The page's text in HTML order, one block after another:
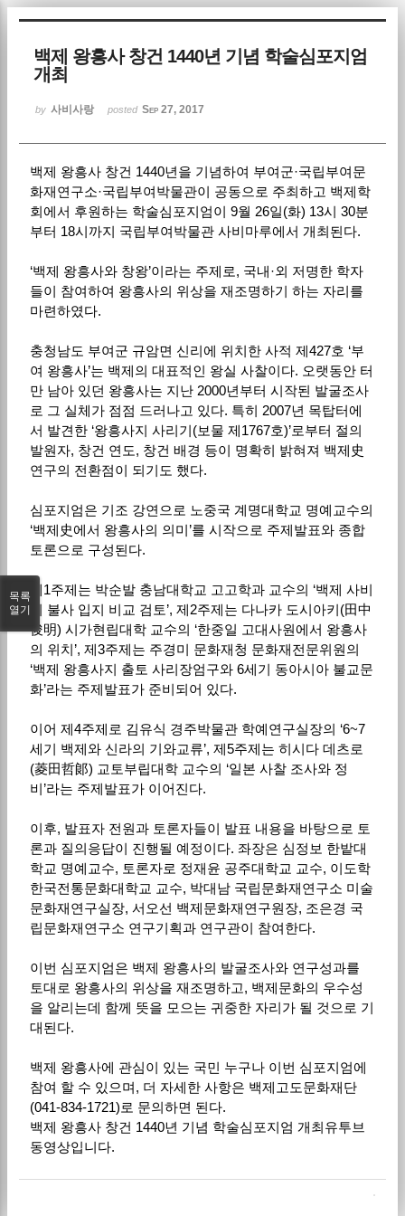
백제 왕흥사 창건 1440년 기념 학술심포지엄
개최
by 사비사랑 posted Sep 27, 2017
백제 왕흥사 창건 1440년을 기념하여 부여군·국립부여문
화재연구소·국립부여박물관이 공동으로 주최하고 백제학
회에서 후원하는 학술심포지엄이 9월 26일(화) 13시 30분
부터 18시까지 국립부여박물관 사비마루에서 개최된다.
‘백제 왕흥사와 창왕’이라는 주제로, 국내·외 저명한 학자
들이 참여하여 왕흥사의 위상을 재조명하기 하는 자리를
마련하였다.
충청남도 부여군 규암면 신리에 위치한 사적 제427호 ‘부
여 왕흥사’는 백제의 대표적인 왕실 사찰이다. 오랫동안 터
만 남아 있던 왕흥사는 지난 2000년부터 시작된 발굴조사
로 그 실체가 점점 드러나고 있다. 특히 2007년 목탑터에
서 발견한 ‘왕흥사지 사리기(보물 제1767호)’로부터 절의
발원자, 창건 연도, 창건 배경 등이 명확히 밝혀져 백제史
연구의 전환점이 되기도 했다.
심포지엄은 기조 강연으로 노중국 계명대학교 명예교수의
‘백제史에서 왕흥사의 의미’를 시작으로 주제발표와 종합
토론으로 구성된다.
제1주제는 박순발 충남대학교 고고학과 교수의 ‘백제 사비
기 불사 입지 비교 검토’, 제2주제는 다나카 도시아키(田中
俊明) 시가현립대학 교수의 ‘한중일 고대사원에서 왕흥사
의 위치’, 제3주제는 주경미 문화재청 문화재전문위원의
‘백제 왕흥사지 출토 사리장엄구와 6세기 동아시아 불교문
화’라는 주제발표가 준비되어 있다.
이어 제4주제로 김유식 경주박물관 학예연구실장의 ‘6~7
세기 백제와 신라의 기와교류’, 제5주제는 히시다 데츠로
(菱田哲郞) 교토부립대학 교수의 ‘일본 사찰 조사와 정
비’라는 주제발표가 이어진다.
이후, 발표자 전원과 토론자들이 발표 내용을 바탕으로 토
론과 질의응답이 진행될 예정이다. 좌장은 심정보 한밭대
학교 명예교수, 토론자로 정재윤 공주대학교 교수, 이도학
한국전통문화대학교 교수, 박대남 국립문화재연구소 미술
문화재연구실장, 서오선 백제문화재연구원장, 조은경 국
립문화재연구소 연구기획과 연구관이 참여한다.
이번 심포지엄은 백제 왕흥사의 발굴조사와 연구성과를
토대로 왕흥사의 위상을 재조명하고, 백제문화의 우수성
을 알리는데 함께 뜻을 모으는 귀중한 자리가 될 것으로 기
대된다.
백제 왕흥사에 관심이 있는 국민 누구나 이번 심포지엄에
참여 할 수 있으며, 더 자세한 사항은 백제고도문화재단
(041-834-1721)로 문의하면 된다.
백제 왕흥사 창건 1440년 기념 학술심포지엄 개최유투브
동영상입니다.
목록
열기
Sketchbook5, 스케치북5
Sketchbook5, 스케치북5